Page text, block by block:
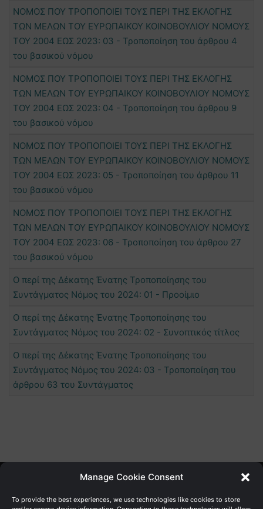
Manage Cookie Consent
To provide the best experiences, we use technologies like cookies to store
ΝΟΜΟΣ ΠΟΥ ΤΡΟΠΟΠΟΙΕΙ ΤΟΥΣ ΠΕΡΙ ΤΗΣ ΕΚΛΟΓΗΣ
ΤΩΝ ΜΕΛΩΝ ΤΟΥ ΕΥΡΩΠΑΙΚΟΥ ΚΟΙΝΟΒΟΥΛΙΟΥ ΝΟΜΟΥΣ
ΤΟΥ 2004 ΕΩΣ 2023: 03 - Τροποποίηση του άρθρου 4
του βασικού νόμου
ΝΟΜΟΣ ΠΟΥ ΤΡΟΠΟΠΟΙΕΙ ΤΟΥΣ ΠΕΡΙ ΤΗΣ ΕΚΛΟΓΗΣ
ΤΩΝ ΜΕΛΩΝ ΤΟΥ ΕΥΡΩΠΑΙΚΟΥ ΚΟΙΝΟΒΟΥΛΙΟΥ ΝΟΜΟΥΣ
ΤΟΥ 2004 ΕΩΣ 2023: 04 - Τροποποίηση του άρθρου 9
του βασικού νόμου
ΝΟΜΟΣ ΠΟΥ ΤΡΟΠΟΠΟΙΕΙ ΤΟΥΣ ΠΕΡΙ ΤΗΣ ΕΚΛΟΓΗΣ
ΤΩΝ ΜΕΛΩΝ ΤΟΥ ΕΥΡΩΠΑΙΚΟΥ ΚΟΙΝΟΒΟΥΛΙΟΥ ΝΟΜΟΥΣ
ΤΟΥ 2004 ΕΩΣ 2023: 05 - Τροποποίηση του άρθρου 11
του βασικού νόμου
ΝΟΜΟΣ ΠΟΥ ΤΡΟΠΟΠΟΙΕΙ ΤΟΥΣ ΠΕΡΙ ΤΗΣ ΕΚΛΟΓΗΣ
ΤΩΝ ΜΕΛΩΝ ΤΟΥ ΕΥΡΩΠΑΙΚΟΥ ΚΟΙΝΟΒΟΥΛΙΟΥ ΝΟΜΟΥΣ
ΤΟΥ 2004 ΕΩΣ 2023: 06 - Τροποποίηση του άρθρου 27
του βασικού νόμου
Ο περί της Δέκατης Ένατης Τροποποίησης του
Συντάγματος Νόμος του 2024: 01 - Προοίμιο
Ο περί της Δέκατης Ένατης Τροποποίησης του
Συντάγματος Νόμος του 2024: 02 - Συνοπτικός τίτλος
Ο περί της Δέκατης Ένατης Τροποποίησης του
Συντάγματος Νόμος του 2024: 03 - Τροποποίηση του
άρθρου 63 του Συντάγματος
Γενική Διεύθυνση Ανάπτυξης